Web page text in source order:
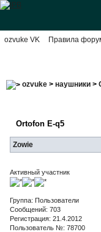
ozvuke VK Правила
ozvuke> наушники>
Ortofon E-q5
Zowie
Активный участник
Группа: Пользователи
Сообщений: 703
Регистрация: 21.4.2012
Пользователь №: 78700